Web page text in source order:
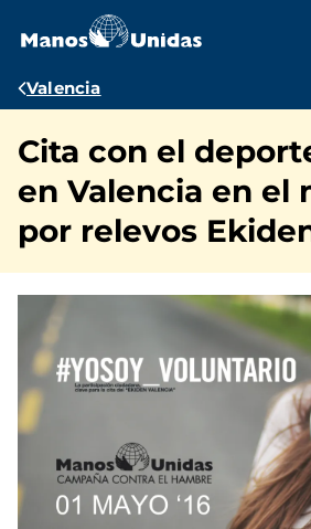
contenido
Ruta
navegación
Valencia
Cita con el
en Valencia en el
por relevos